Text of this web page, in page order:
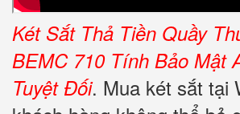
Két Sắt Thả Tiền Quầy
BEMC 710 Tính Bảo Mật
Tuyệt Đối. Mua két sắt tại